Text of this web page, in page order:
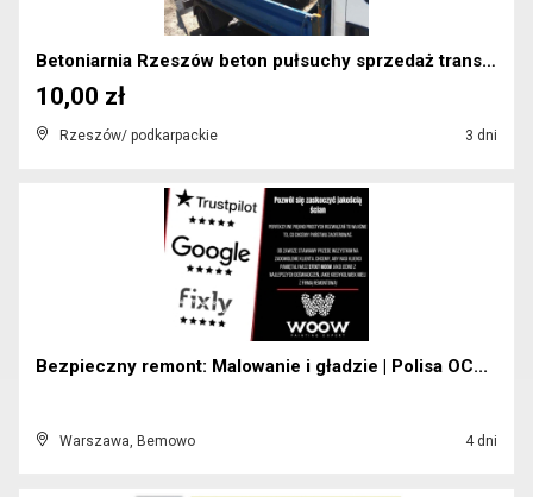
Betoniarnia Rzeszów beton pułsuchy sprzedaż transp...
Rzeszów/ podkarpackie 3 dni
10,00 zł
Bezpieczny remont: Malowanie i gładzie | Polisa OC...
Warszawa, Bemowo 4 dni